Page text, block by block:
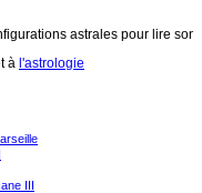
astrales pour lire
à l'astrologie
III